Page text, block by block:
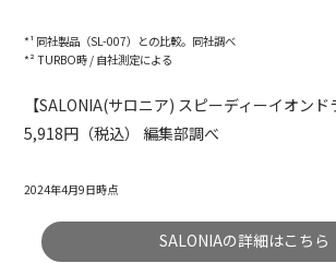
*¹ 同社製品（SL-007）との比較。同社調べ
*² TURBO時 / 自社測定による
【SALONIA(サロニア) スピーディーイオンド
5,918円（税込） 編集部調べ
2024年4月9日時点
SALONIAの詳細はこちら